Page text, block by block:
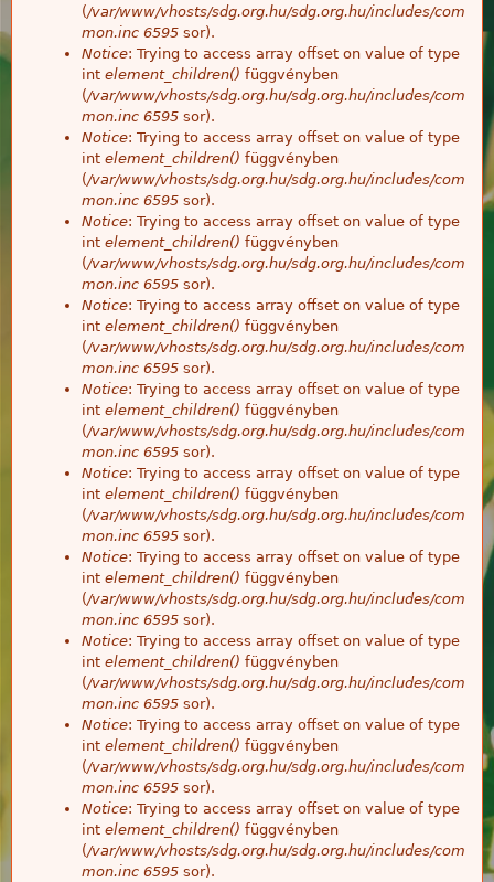
(/var/www/vhosts/sdg.org.hu/sdg.org.hu/includes/com
mon.inc 6595 sor).
Notice: Trying to access array offset on value of type
int element_children() függvényben
(/var/www/vhosts/sdg.org.hu/sdg.org.hu/includes/com
mon.inc 6595 sor).
Notice: Trying to access array offset on value of type
int element_children() függvényben
(/var/www/vhosts/sdg.org.hu/sdg.org.hu/includes/com
mon.inc 6595 sor).
Notice: Trying to access array offset on value of type
int element_children() függvényben
(/var/www/vhosts/sdg.org.hu/sdg.org.hu/includes/com
mon.inc 6595 sor).
Notice: Trying to access array offset on value of type
int element_children() függvényben
(/var/www/vhosts/sdg.org.hu/sdg.org.hu/includes/com
mon.inc 6595 sor).
Notice: Trying to access array offset on value of type
int element_children() függvényben
(/var/www/vhosts/sdg.org.hu/sdg.org.hu/includes/com
mon.inc 6595 sor).
Notice: Trying to access array offset on value of type
int element_children() függvényben
(/var/www/vhosts/sdg.org.hu/sdg.org.hu/includes/com
mon.inc 6595 sor).
Notice: Trying to access array offset on value of type
int element_children() függvényben
(/var/www/vhosts/sdg.org.hu/sdg.org.hu/includes/com
mon.inc 6595 sor).
Notice: Trying to access array offset on value of type
int element_children() függvényben
(/var/www/vhosts/sdg.org.hu/sdg.org.hu/includes/com
mon.inc 6595 sor).
Notice: Trying to access array offset on value of type
int element_children() függvényben
(/var/www/vhosts/sdg.org.hu/sdg.org.hu/includes/com
mon.inc 6595 sor).
Notice: Trying to access array offset on value of type
int element_children() függvényben
(/var/www/vhosts/sdg.org.hu/sdg.org.hu/includes/com
mon.inc 6595 sor).